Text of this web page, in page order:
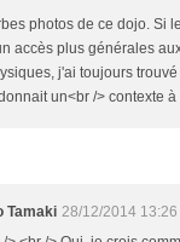
photos de ce dojo. Si
accès plus générales
j'ai toujours
un<br /> contexte
Tamaki 28/12/2014 13:26